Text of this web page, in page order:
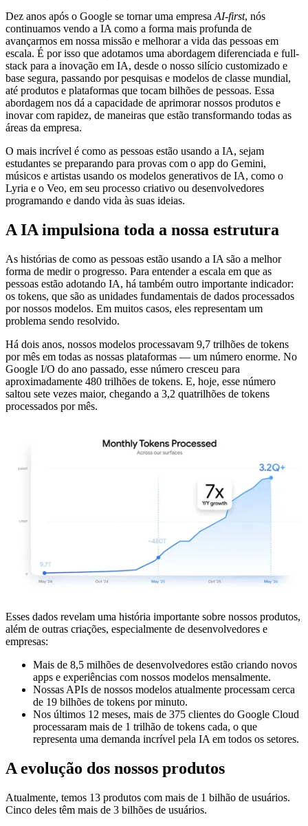
Dez anos após o Google se tornar uma empresa AI-first, nós
continuamos vendo a IA como a forma mais profunda de
avançarmos em nossa missão e melhorar a vida das pessoas em
escala. É por isso que adotamos uma abordagem diferenciada e full-
stack para a inovação em IA, desde o nosso silício customizado e
base segura, passando por pesquisas e modelos de classe mundial,
até produtos e plataformas que tocam bilhões de pessoas. Essa
abordagem nos dá a capacidade de aprimorar nossos produtos e
inovar com rapidez, de maneiras que estão transformando todas as
áreas da empresa.
O mais incrível é como as pessoas estão usando a IA, sejam
estudantes se preparando para provas com o app do Gemini,
músicos e artistas usando os modelos generativos de IA, como o
Lyria e o Veo, em seu processo criativo ou desenvolvedores
programando e dando vida às suas ideias.
A IA impulsiona toda a nossa estrutura
As histórias de como as pessoas estão usando a IA são a melhor
forma de medir o progresso. Para entender a escala em que as
pessoas estão adotando IA, há também outro importante indicador:
os tokens, que são as unidades fundamentais de dados processados
por nossos modelos. Em muitos casos, eles representam um
problema sendo resolvido.
Há dois anos, nossos modelos processavam 9,7 trilhões de tokens
por mês em todas as nossas plataformas — um número enorme. No
Google I/O do ano passado, esse número cresceu para
aproximadamente 480 trilhões de tokens. E, hoje, esse número
saltou sete vezes maior, chegando a 3,2 quatrilhões de tokens
processados por mês.
Esses dados revelam uma história importante sobre nossos produtos,
além de outras criações, especialmente de desenvolvedores e
empresas:
Mais de 8,5 milhões de desenvolvedores estão criando novos
apps e experiências com nossos modelos mensalmente.
Nossas APIs de nossos modelos atualmente processam cerca
de 19 bilhões de tokens por minuto.
Nos últimos 12 meses, mais de 375 clientes do Google Cloud
processaram mais de 1 trilhão de tokens cada, o que
representa uma demanda incrível pela IA em todos os setores.
A evolução dos nossos produtos
Atualmente, temos 13 produtos com mais de 1 bilhão de usuários.
Cinco deles têm mais de 3 bilhões de usuários.